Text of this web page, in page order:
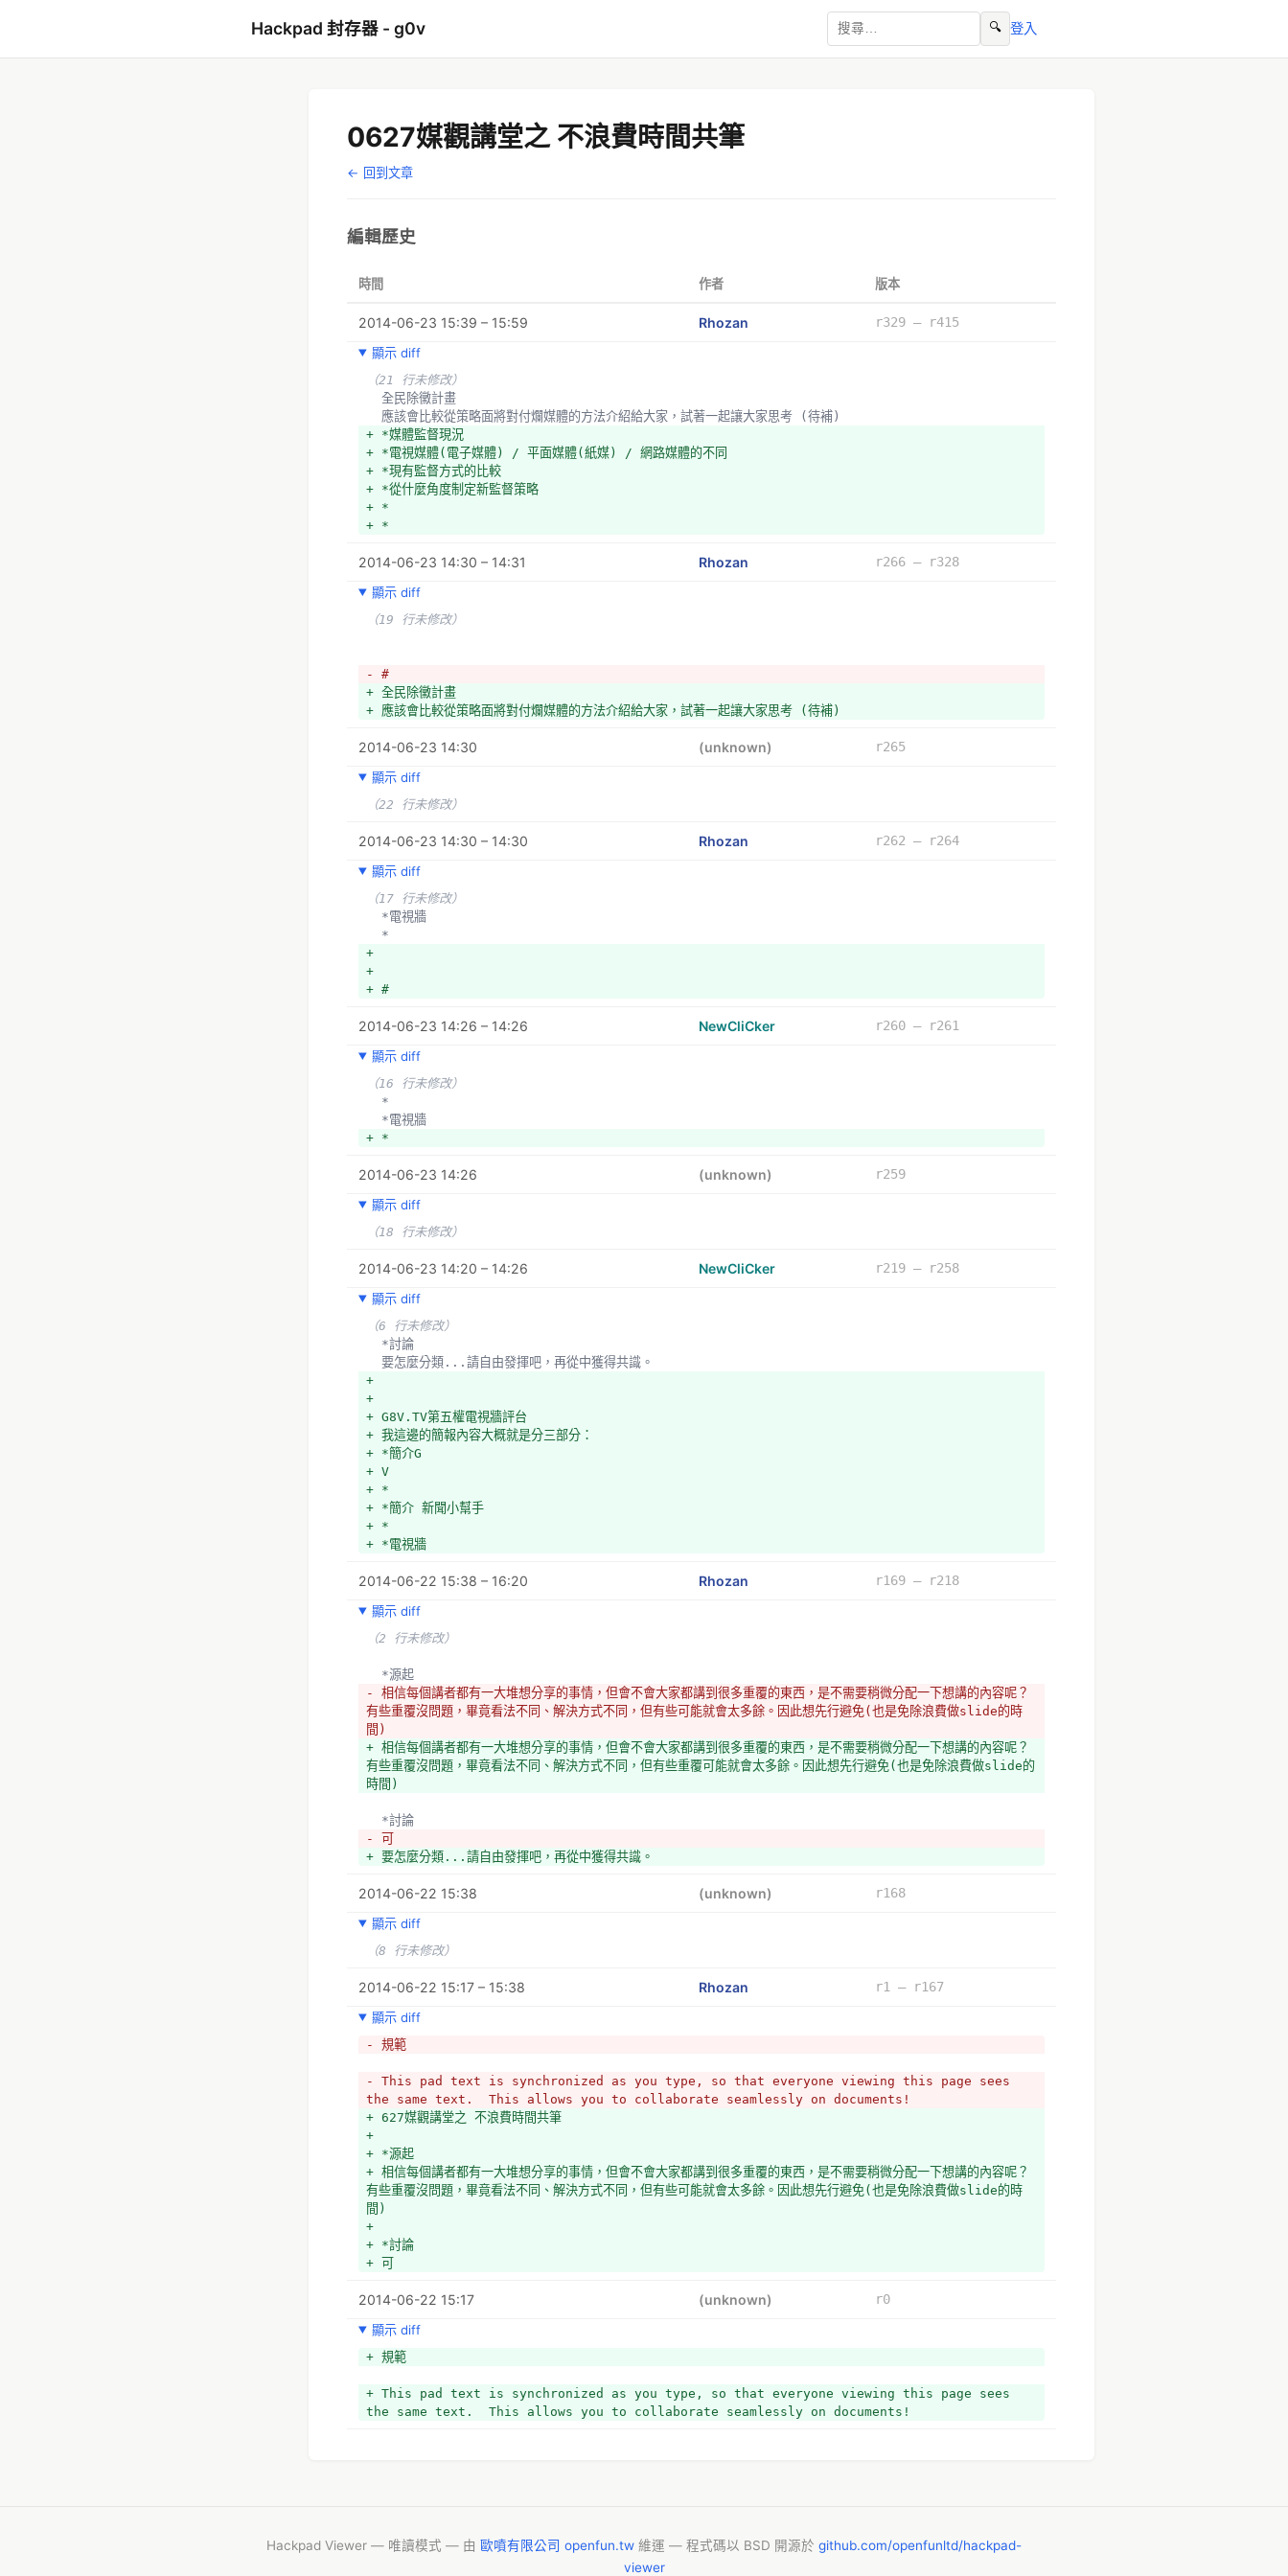
Hackpad 封存器 - g0v 🔍 登入
0627媒觀講堂之 不浪費時間共筆
← 回到文章
編輯歷史
時間 作者 版本
2014-06-23 15:39 – 15:59 Rhozan
r329 – r415
顯示 diff
（21 行未修改）
  全民除黴計畫
  應該會比較從策略面將對付爛媒體的方法介紹給大家，試著一起讓大家思考 (待補)
+ *媒體監督現況
+ *電視媒體(電子媒體) / 平面媒體(紙媒) / 網路媒體的不同
+ *現有監督方式的比較
+ *從什麼角度制定新監督策略
+ *
+ *
2014-06-23 14:30 – 14:31 Rhozan
r266 – r328
顯示 diff
（19 行未修改）
- #
+ 全民除黴計畫
+ 應該會比較從策略面將對付爛媒體的方法介紹給大家，試著一起讓大家思考 (待補)
2014-06-23 14:30 (unknown)
r265
顯示 diff
（22 行未修改）
2014-06-23 14:30 – 14:30 Rhozan
r262 – r264
顯示 diff
（17 行未修改）
  *電視牆
  *
+
+
+ #
2014-06-23 14:26 – 14:26 NewCliCker
r260 – r261
顯示 diff
（16 行未修改）
  *
  *電視牆
+ *
2014-06-23 14:26 (unknown)
r259
顯示 diff
（18 行未修改）
2014-06-23 14:20 – 14:26 NewCliCker
r219 – r258
顯示 diff
（6 行未修改）
  *討論
  要怎麼分類...請自由發揮吧，再從中獲得共識。
+
+
+ G8V.TV第五權電視牆評台
+ 我這邊的簡報內容大概就是分三部分：
+ *簡介G
+ V
+ *
+ *簡介 新聞小幫手
+ *
+ *電視牆
2014-06-22 15:38 – 16:20 Rhozan
r169 – r218
顯示 diff
（2 行未修改）
  *源起
- 相信每個講者都有一大堆想分享的事情，但會不會大家都講到很多重覆的東西，是不需要稍微分配一下想講的內容呢？
有些重覆沒問題，畢竟看法不同、解決方式不同，但有些可能就會太多餘。因此想先行避免(也是免除浪費做slide的時
間)
+ 相信每個講者都有一大堆想分享的事情，但會不會大家都講到很多重覆的東西，是不需要稍微分配一下想講的內容呢？
有些重覆沒問題，畢竟看法不同、解決方式不同，但有些重覆可能就會太多餘。因此想先行避免(也是免除浪費做slide的
時間)
  *討論
- 可
+ 要怎麼分類...請自由發揮吧，再從中獲得共識。
2014-06-22 15:38 (unknown)
r168
顯示 diff
（8 行未修改）
2014-06-22 15:17 – 15:38 Rhozan
r1 – r167
顯示 diff
- 規範
- This pad text is synchronized as you type, so that everyone viewing this page sees
the same text.  This allows you to collaborate seamlessly on documents!
+ 627媒觀講堂之 不浪費時間共筆
+
+ *源起
+ 相信每個講者都有一大堆想分享的事情，但會不會大家都講到很多重覆的東西，是不需要稍微分配一下想講的內容呢？
有些重覆沒問題，畢竟看法不同、解決方式不同，但有些可能就會太多餘。因此想先行避免(也是免除浪費做slide的時
間)
+
+ *討論
+ 可
2014-06-22 15:17 (unknown)
r0
顯示 diff
+ 規範
+ This pad text is synchronized as you type, so that everyone viewing this page sees
the same text.  This allows you to collaborate seamlessly on documents!
Hackpad Viewer — 唯讀模式 — 由 歐噴有限公司 openfun.tw 維運 — 程式碼以 BSD 開源於 github.com/openfunltd/hackpad-
viewer